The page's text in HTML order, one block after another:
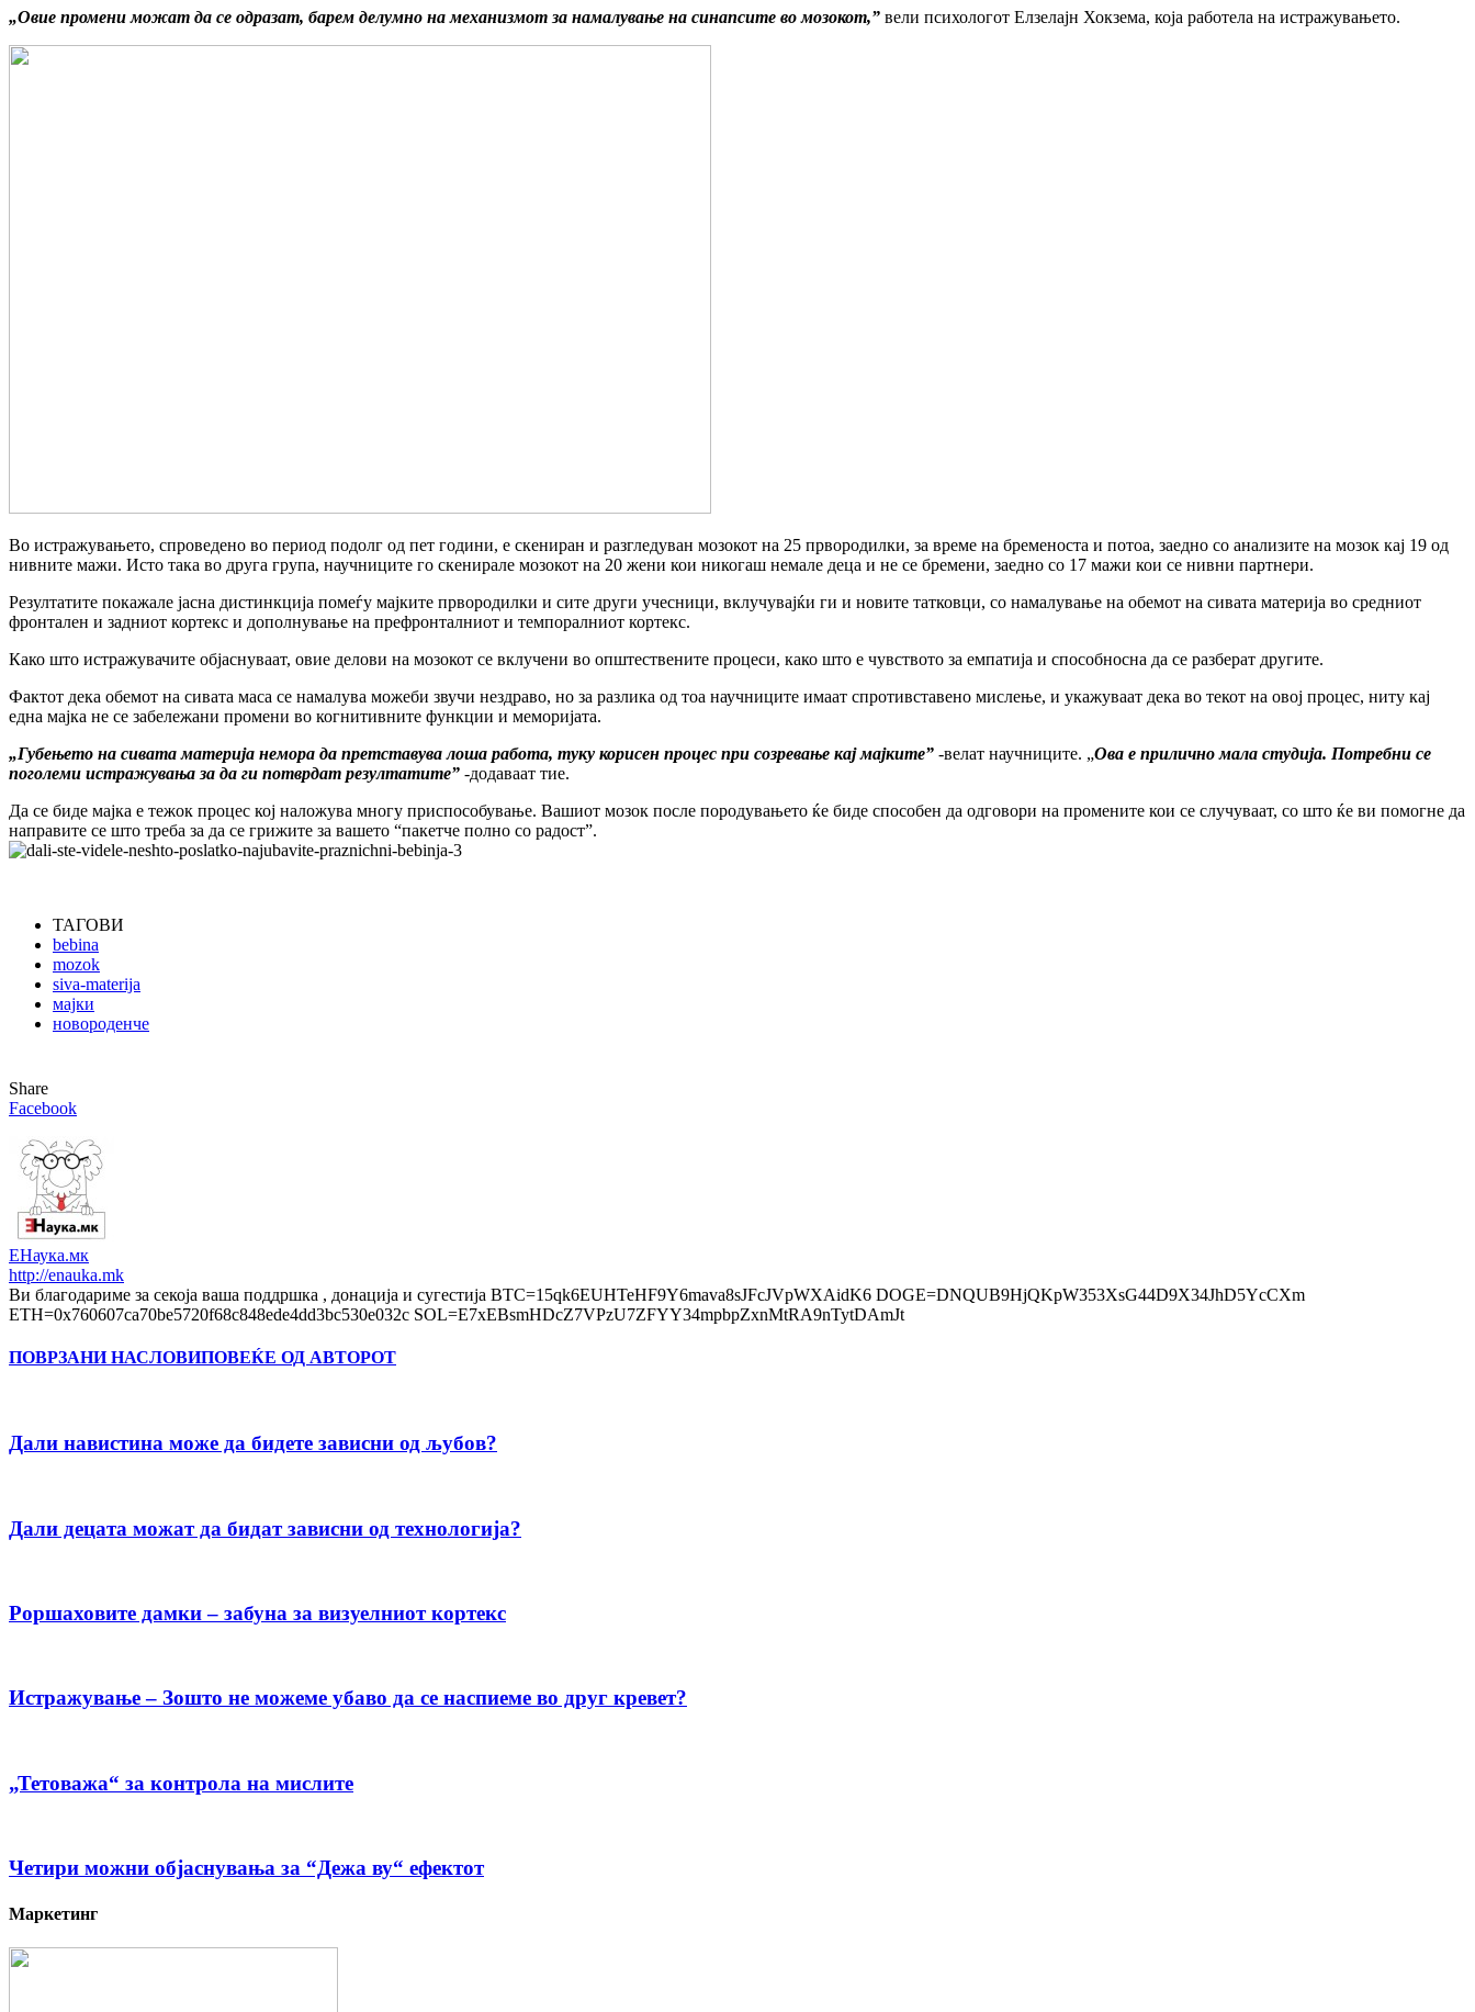
„Овие промени можат да се одразат, барем делумно на механизмот за намалување на синапсите во мозокот,” вели психологот Елзелајн Хокзема, која работела на истражувањето.
Во истражувањето, спроведено во период подолг од пет години, е скениран и разгледуван мозокот на 25 првородилки, за време на бременоста и потоа, заедно со анализите на мозок кај 19 од
нивните мажи. Исто така во друга група, научниците го скенирале мозокот на 20 жени кои никогаш немале деца и не се бремени, заедно со 17 мажи кои се нивни партнери.
Резултатите покажале јасна дистинкција помеѓу мајките првородилки и сите други учесници, вклучувајќи ги и новите татковци, со намалување на обемот на сивата материја во средниот
фронтален и задниот кортекс и дополнување на префронталниот и темпоралниот кортекс.
Како што истражувачите објаснуваат, овие делови на мозокот се вклучени во општествените процеси, како што е чувството за емпатија и способносна да се разберат другите.
Фактот дека обемот на сивата маса се намалува можеби звучи нездраво, но за разлика од тоа научниците имаат спротивставено мислење, и укажуваат дека во текот на овој процес, ниту кај
една мајка не се забележани промени во когнитивните функции и меморијата.
„Губењето на сивата материја немора да претставува лоша работа, туку корисен процес при созревање кај мајките” -велат научниците. „Ова е прилично мала студија. Потребни се
поголеми истражувања за да ги потврдат резултатите” -додаваат тие.
Да се биде мајка е тежок процес кој наложува многу приспособување. Вашиот мозок после породувањето ќе биде способен да одговори на промените кои се случуваат, со што ќе ви помогне да
направите се што треба за да се грижите за вашето “пакетче полно со радост”.
ТАГОВИ
bebina
mozok
siva-materija
мајки
новороденче
Share
Facebook
ЕНаука.мк
http://enauka.mk
Ви благодариме за секоја ваша поддршка , донација и сугестија BTC=15qk6EUHTeHF9Y6mava8sJFcJVpWXAidK6 DOGE=DNQUB9HjQKpW353XsG44D9X34JhD5YcCXm
ETH=0x760607ca70be5720f68c848ede4dd3bc530e032c SOL=E7xEBsmHDcZ7VPzU7ZFYY34mpbpZxnMtRA9nTytDAmJt
ПОВРЗАНИ НАСЛОВИПОВЕЌЕ ОД АВТОРОТ
Дали навистина може да бидете зависни од љубов?
Дали децата можат да бидат зависни од технологија?
Роршаховите дамки – забуна за визуелниот кортекс
Истражување – Зошто не можеме убаво да се наспиеме во друг кревет?
„Тетоважа“ за контрола на мислите
Четири можни објаснувања за “Дежа ву“ ефектот
Маркетинг